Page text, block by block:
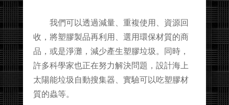
我們可以透過減量、重複使用、資源回
收，將塑膠製品再利用、選用環保材質的商
品，或是淨灘，減少產生塑膠垃圾。同時，
許多科學家也正在努力解決問題，設計海上
太陽能垃圾自動搜集器、實驗可以吃塑膠材
質的蟲等。